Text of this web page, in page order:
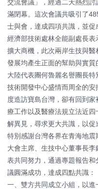
交流會議」，經過二天熱烈
滿閉幕。這次會議共吸引了
士與會，達成四項共識，並促
經濟部技術處林全能副處長
擴大商機，此次兩岸生技與
發展均產生正面的幫助與實質
大陸代表團何魯麗名譽團長
技術開發中心盛情而周全的
度造訪寶島台灣，卻有回到
療工作以及醫療法規立法近
解異見，尋求更大共識，以
特別感謝台灣各界在青海地震
大會主席、生技中心董事長
表共同努力，通過專題報告
議圓滿成功，達成四點共識：
一、雙方共同成立小組，以